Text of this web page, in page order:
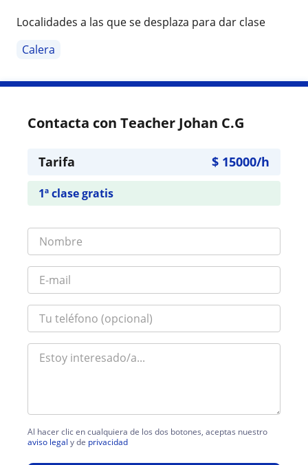
Localidades a las que se desplaza para dar clase
Calera
Contacta con Teacher Johan C.G
Tarifa $ 15000/h
1ª clase gratis
Al hacer clic en cualquiera de los dos botones, aceptas nuestro
aviso legal y de privacidad